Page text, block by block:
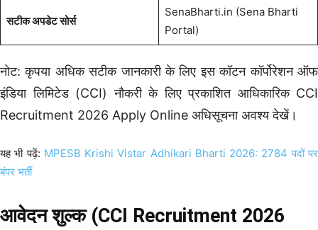
सटीक अपडेट सोर्स
SenaBharti.in (Sena Bharti
Portal)
नोट: कृपया अधिक सटीक जानकारी के लिए इस कॉटन कॉर्पोरेशन ऑफ
इंडिया लिमिटेड (CCI) नौकरी के लिए प्रकाशित आधिकारिक CCI
Recruitment 2026 Apply Online अधिसूचना अवश्य देखें।
यह भी पढ़ें: MPESB Krishi Vistar Adhikari Bharti 2026: 2784 पदों पर
बंपर भर्ती
आवेदन शुल्क (CCI Recruitment 2026